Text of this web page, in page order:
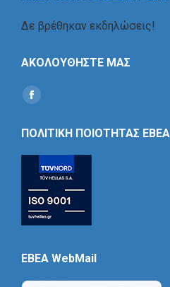
Δε βρέθηκαν εκδηλώσεις!
ΑΚΟΛΟΥΘΗΣΤΕ ΜΑΣ
Find us on:
Social
ΠΟΛΙΤΙΚΗ ΠΟΙΟΤΗΤΑΣ ΕΒΕΑ
EBEA WebMail